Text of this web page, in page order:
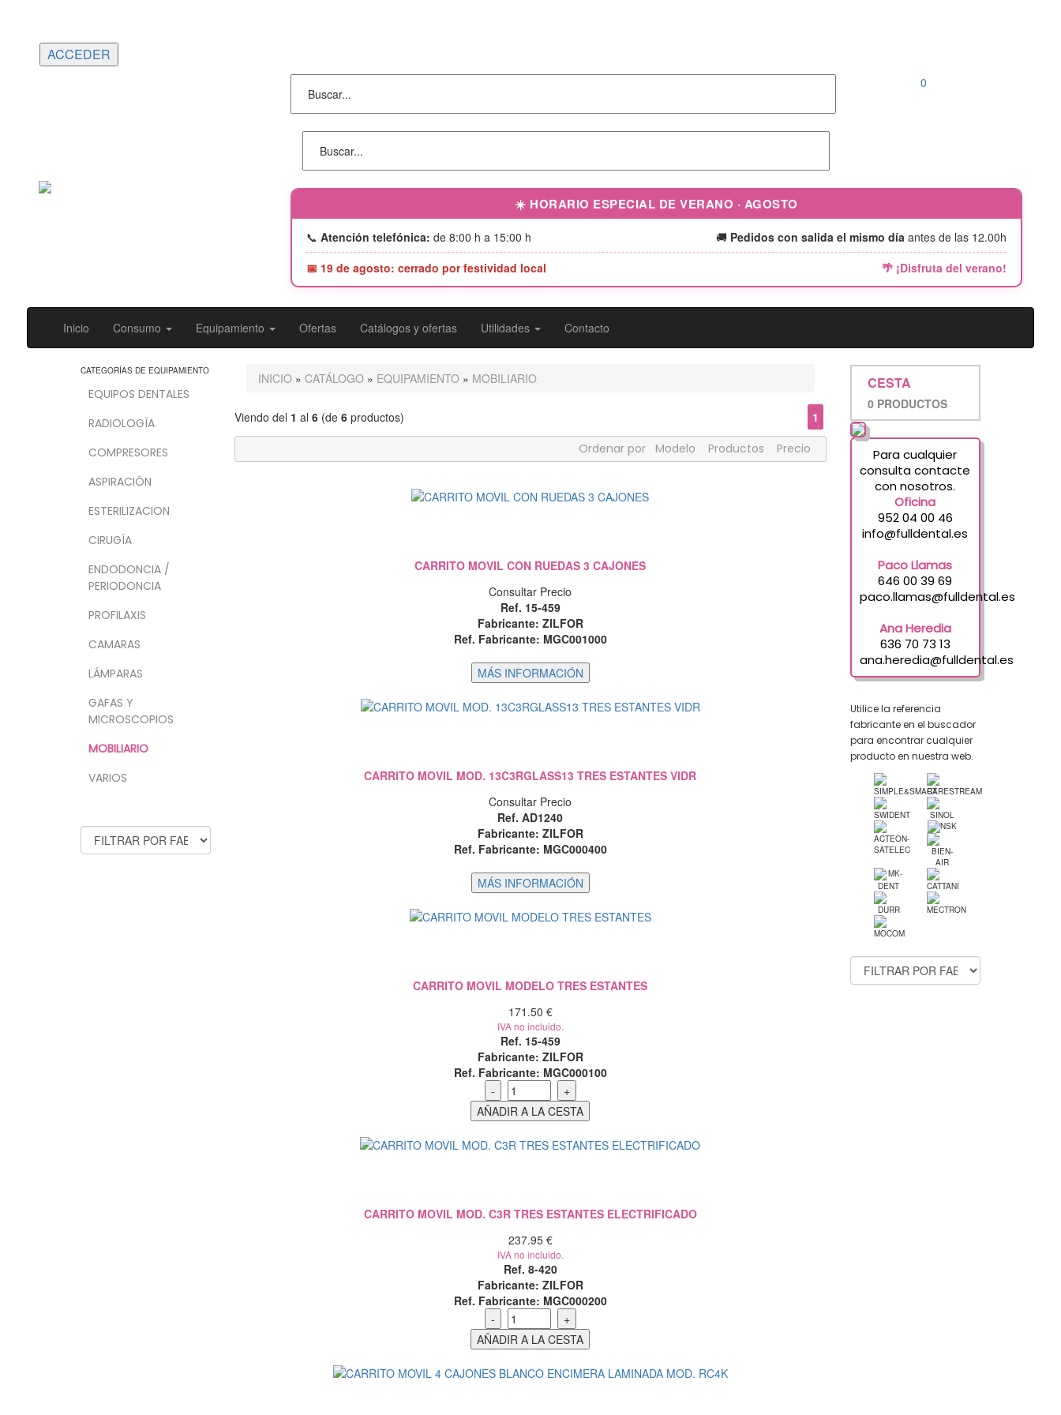
0
☀️ HORARIO ESPECIAL DE VERANO · AGOSTO
📞 Atención telefónica: de 8:00 h a 15:00 h 🚚 Pedidos con salida el mismo día antes de las 12.00h
📅 19 de agosto: cerrado por festividad local
🌴 ¡Disfruta del verano!
Inicio Consumo Equipamiento Ofertas Catálogos y ofertas Utilidades Contacto
CATEGORÍAS DE EQUIPAMIENTO
EQUIPOS DENTALES
RADIOLOGÍA
COMPRESORES
ASPIRACIÓN
ESTERILIZACION
CIRUGÍA
ENDODONCIA /
PERIODONCIA
PROFILAXIS
CAMARAS
LÁMPARAS
GAFAS Y
MICROSCOPIOS
MOBILIARIO
VARIOS
INICIO» CATÁLOGO» EQUIPAMIENTO» MOBILIARIO
Viendo del 1 al 6(de 6productos)
1
Ordenar por
Modelo Productos Precio
CARRITO MOVIL CON RUEDAS 3 CAJONES
Consultar Precio
Ref. 15-459
Fabricante: ZILFOR
Ref. Fabricante: MGC001000
CARRITO MOVIL MOD. 13C3RGLASS13 TRES ESTANTES VIDR
Consultar Precio
Ref. AD1240
Fabricante: ZILFOR
Ref. Fabricante: MGC000400
CARRITO MOVIL MODELO TRES ESTANTES
171.50 €
IVA no incluido.
Ref. 15-459
Fabricante: ZILFOR
Ref. Fabricante: MGC000100
CARRITO MOVIL MOD. C3R TRES ESTANTES ELECTRIFICADO
237.95 €
IVA no incluido.
Ref. 8-420
Fabricante: ZILFOR
Ref. Fabricante: MGC000200
CESTA
0 PRODUCTOS
Para cualquier
consulta contacte
con nosotros.
Oficina
952 04 00 46
info@fulldental.es
Paco Llamas
646 00 39 69
paco.llamas@fulldental.es
Ana Heredia
636 70 73 13
ana.heredia@fulldental.es
Utilice la referencia
fabricante en el buscador
para encontrar cualquier
producto en nuestra web.